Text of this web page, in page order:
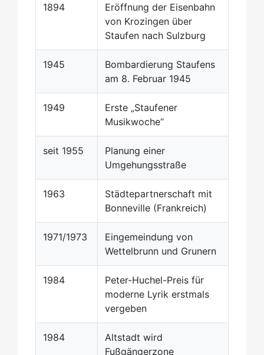
1894
Eröffnung der Eisenbahn
von Krozingen über
Staufen nach Sulzburg
1945
Bombardierung Staufens
am 8. Februar 1945
1949
Erste „Staufener
Musikwoche“
seit 1955
Planung einer
Umgehungsstraße
1963
Städtepartnerschaft mit
Bonneville (Frankreich)
1971/1973
Eingemeindung von
Wettelbrunn und Grunern
1984
Peter-Huchel-Preis für
moderne Lyrik erstmals
vergeben
1984
Altstadt wird
Fußgängerzone